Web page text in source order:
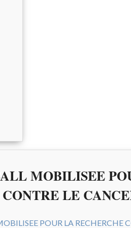
MOBILISEE
LE